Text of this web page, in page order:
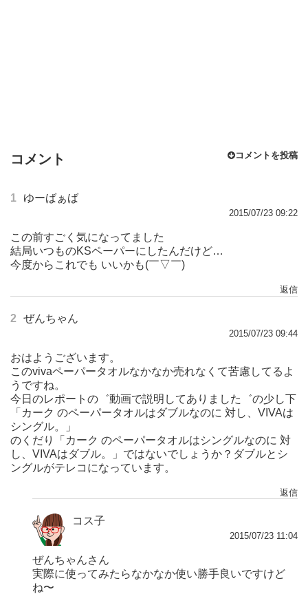
コメント コメントを投稿
1 ゆーばぁば
2015/07/23 09:22
この前すごく気になってました
結局いつものKSペーパーにしたんだけど…
今度からこれでも いいかも(￣▽￣)
返信
2 ぜんちゃん
2015/07/23 09:44
おはようございます。
このvivaペーパータオルなかなか売れなくて苦慮してるよ
うですね。
今日のレポートの゛動画で説明してありました゛の少し下
「カーク のペーパータオルはダブルなのに 対し、VIVAは
シングル。」
のくだり「カーク のペーパータオルはシングルなのに 対
し、VIVAはダブル。」ではないでしょうか？ダブルとシ
ングルがテレコになっています。
返信
コス子
2015/07/23 11:04
ぜんちゃんさん
実際に使ってみたらなかなか使い勝手良いですけど
ね〜